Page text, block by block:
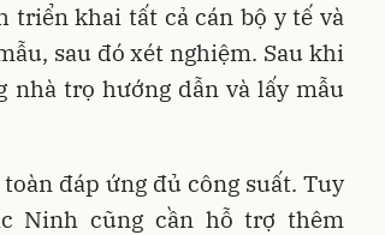
triển khai tất cả cán bộ y tế và
sau đó xét nghiệm. Sau khi
trọ hướng dẫn và lấy mẫu
đáp ứng đủ công suất. Tuy
Ninh cũng cần hỗ trợ thêm